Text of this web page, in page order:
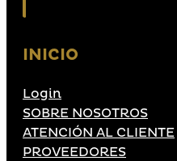
INICIO
Login
SOBRE NOSOTROS
ATENCIÓN AL CLIENTE
PROVEEDORES